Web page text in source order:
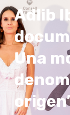
Adlib
Una